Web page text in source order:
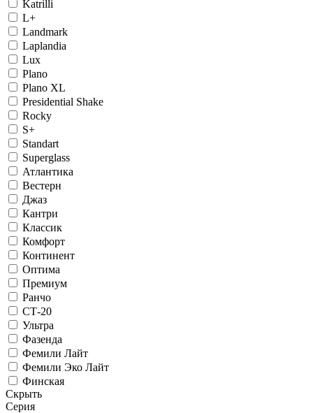
Katrilli
L+
Landmark
Laplandia
Lux
Plano
Plano XL
Presidential Shake
Rocky
S+
Standart
Superglass
Атлантика
Вестерн
Джаз
Кантри
Классик
Комфорт
Континент
Оптима
Премиум
Ранчо
СТ-20
Ультра
Фазенда
Фемили Лайт
Фемили Эко Лайт
Финская
Скрыть
Серия